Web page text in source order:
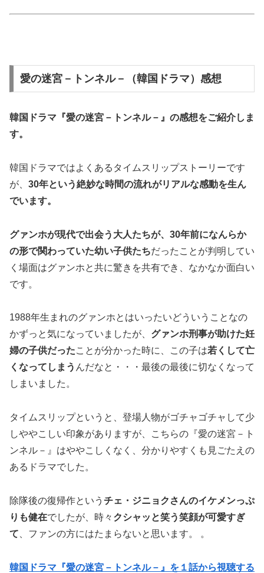
愛の迷宮－トンネル－（韓国ドラマ）感想
韓国ドラマ『愛の迷宮－トンネル－』の感想をご紹介しま
す。
韓国ドラマではよくあるタイムスリップストーリーです
が、 30年という絶妙な時間の流れがリアルな感動を生ん
でいます。
グァンホが現代で出会う大人たちが、30年前になんらか
の形で関わっていた幼い子供たちだったことが判明してい
く場面はグァンホと共に驚きを共有でき、なかなか面白い
です。
1988年生まれのグァンホとはいったいどういうことなの
かずっと気になっていましたが、 グァンホ刑事が助けた妊
婦の子供だったことが分かった時に、この子は若くして亡
くなってしまう んだなと・・・最後の最後に切なくなって
しまいました。
タイムスリップというと、登場人物がゴチャゴチャして少
しややこしい印象がありますが、こちらの『愛の迷宮－ト
ンネル－』はややこしくなく、分かりやすくも見ごたえの
あるドラマでした。
除隊後の復帰作という チェ・ジニョクさんのイケメンっぷ
りも健在でしたが、時々 クシャッと笑う笑顔が可愛すぎ
て 、ファンの方にはたまらないと思います。 。
韓国ドラマ『愛の迷宮－トンネル－』を１話から視聴する